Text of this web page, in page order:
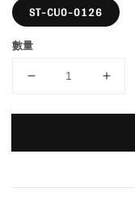
ST-CU0-0126
數量